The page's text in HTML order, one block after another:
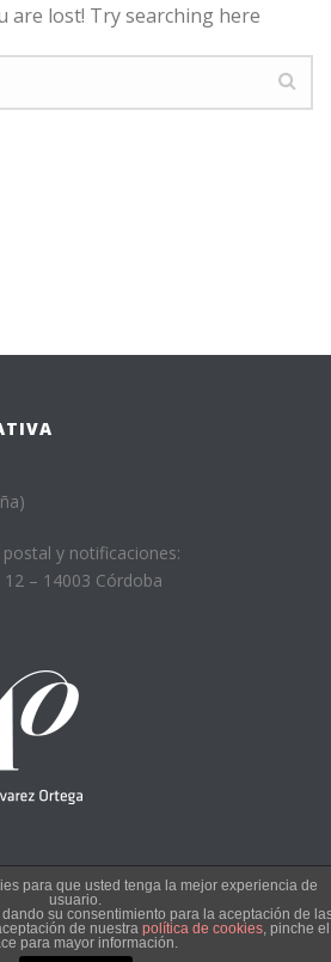
are lost! Try searching here
y notificaciones:
– 14003 Córdoba
© 2022
para que usted tenga la mejor experiencia de
usuario.
su consentimiento para la aceptación de
de nuestra política de cookies, pinche el
para mayor información.